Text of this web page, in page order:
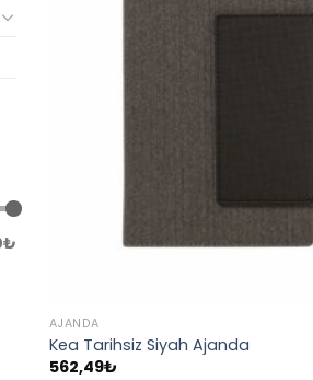
AJANDA
Kea Tarihsiz Siyah Ajanda
562,49₺